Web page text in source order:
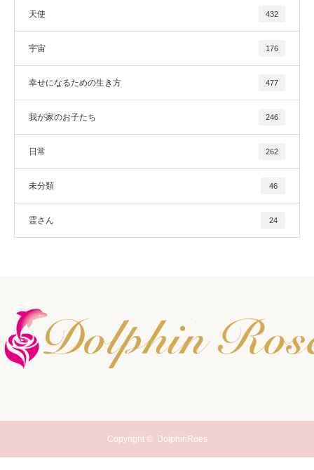
天使 432
宇宙 176
幸せになるための生き方 477
我が家のお子たち 246
日常 262
未分類 46
霊さん 24
Copyright © DolphinRoes